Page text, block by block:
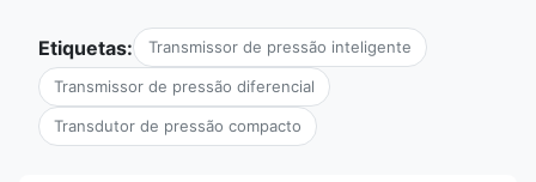
Etiquetas: Transmissor de pressão inteligente
Transmissor de pressão diferencial
Transdutor de pressão compacto